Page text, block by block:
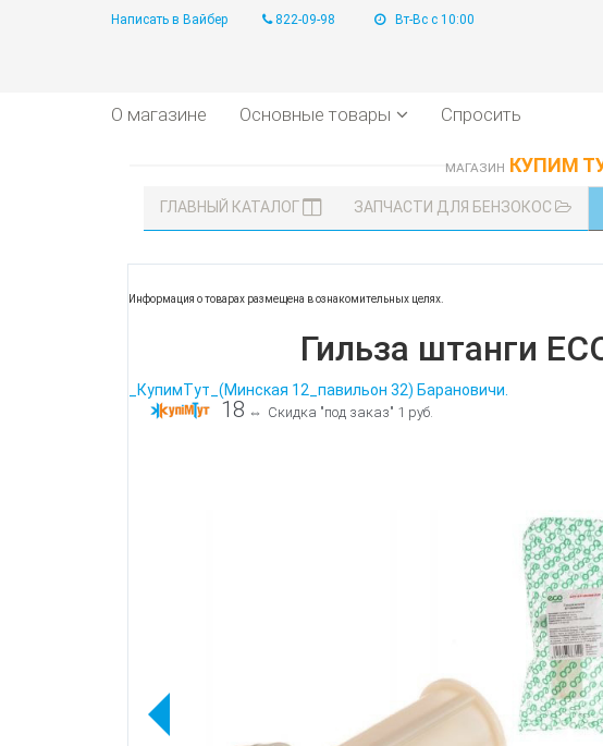
Написать в Вайбер 822-09-98 Вт-Вс с 10:00
О магазине Основные товары Спросить
МАГАЗИН КУПИМ
ГЛАВНЫЙ КАТАЛОГ ЗАПЧАСТИ ДЛЯ БЕНЗОКОС
Информация о товарах размещена в ознакомительных целях.
Гильза штанги
_КупимТут_(Минская 12_павильон 32) Барановичи.
18 ⇔ Скидка "под заказ" 1 руб.